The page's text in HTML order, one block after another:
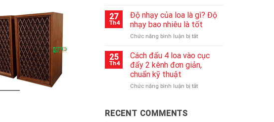
Kinh
nghiệm
cục
2000W
chất
16
line
là
gì?
mixer
chất
hiện
27
Th4
Độ nhạy của loa là gì? Độ
nhạy bao nhiêu là tốt
Chức năng bình luận bị tắtở
nhạy
của
loa
gì?
25
Th4
Cách đấu 4 loa vào cục
đẩy 2 kênh đơn giản,
chuẩn kỹ thuật
Chức năng bình luận bị tắtở
RECENT COMMENTS